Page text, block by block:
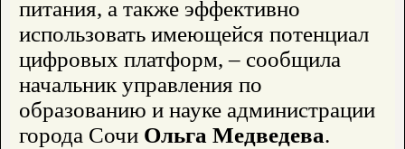
питания, а также эффективно
использовать имеющейся потенциал
цифровых платформ, – сообщила
начальник управления по
образованию и науке администрации
города Сочи Ольга Медведева.